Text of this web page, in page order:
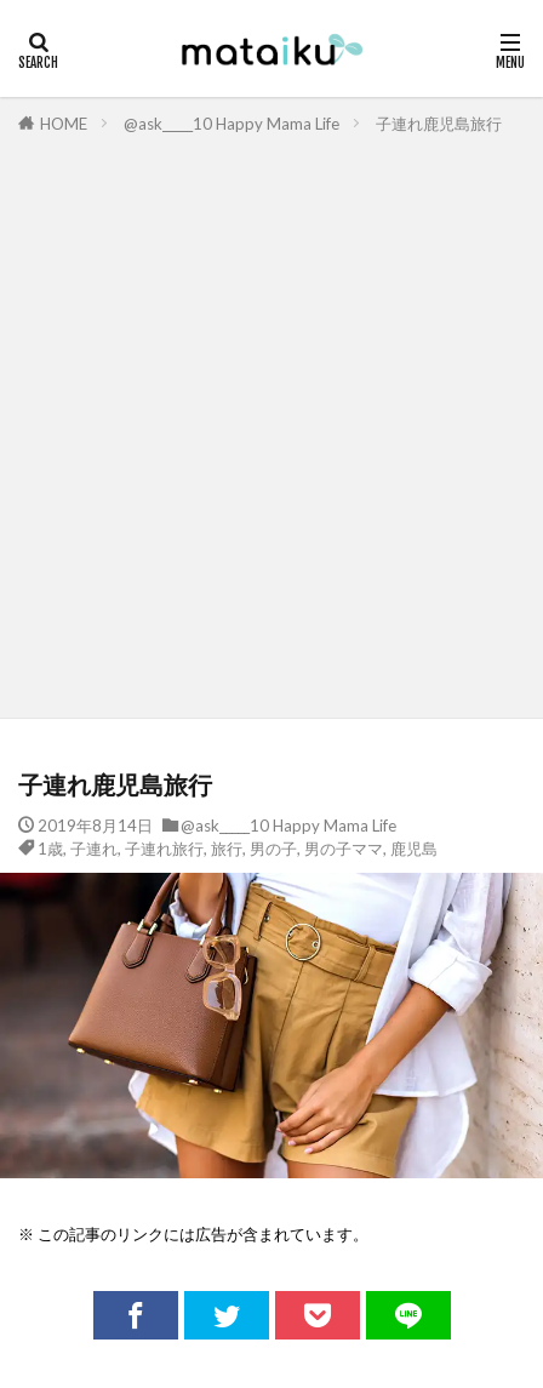
HOME @ask_____10 Happy Mama Life 子連れ鹿児島旅行
子連れ鹿児島旅行
2019年8月14日
@ask_____10 Happy Mama Life
1歳, 子連れ, 子連れ旅行, 旅行, 男の子, 男の子ママ, 鹿児島
※ この記事のリンクには広告が含まれています。